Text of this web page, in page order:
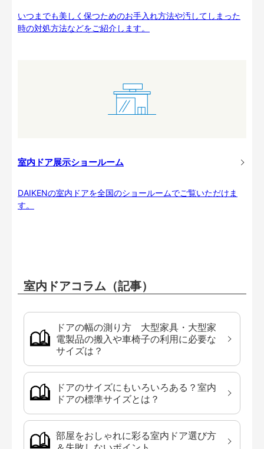
いつまでも美しく保つためのお手入れ方法や汚してしまった
時の対処方法などをご紹介します。
室内ドア展示ショールーム
DAIKENの室内ドアを全国のショールームでご覧いただけま
す。
室内ドアコラム（記事）
ドアの幅の測り方 大型家具・大型家
電製品の搬入や車椅子の利用に必要な
サイズは？
ドアのサイズにもいろいろある？室内
ドアの標準サイズとは？
部屋をおしゃれに彩る室内ドア選び方